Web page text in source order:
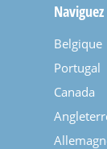
Belgique
Portugal
Canada